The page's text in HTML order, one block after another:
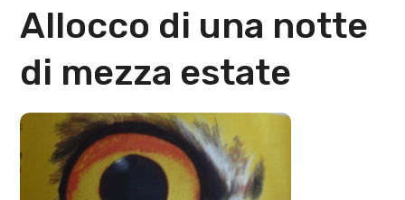
Allocco di una notte
di mezza estate